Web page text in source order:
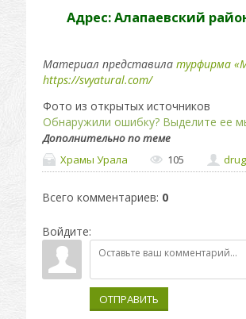
Адрес: Алапаевский
Материал представила турфирма
https://svyatural.com/
Фото из открытых источников
Обнаружили ошибку? Выделите ее
Дополнительно по теме
Храмы Урала
105
Всего комментариев: 0
Войдите:
ОТПРАВИТЬ